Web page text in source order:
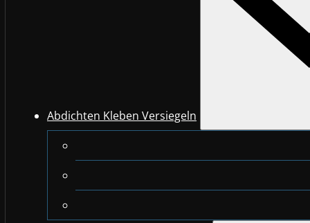
Abdichten Kleben Versiegeln